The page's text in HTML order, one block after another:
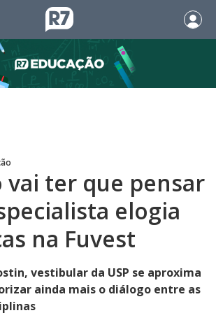
vai ter que pensar
elogia
na Fuvest
vestibular da USP se aproxima
ainda mais o diálogo entre as